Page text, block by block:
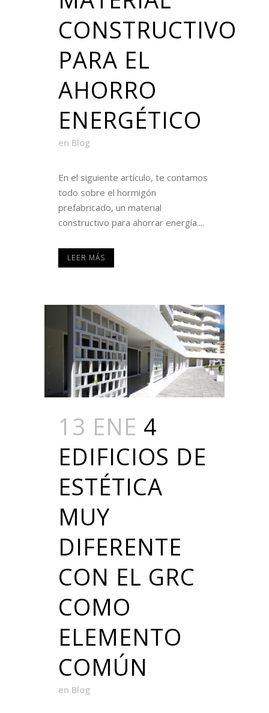
CONSTRUCTIVO
PARA EL
AHORRO
ENERGÉTICO
en Blog
En el siguiente artículo, te contamos
todo sobre el hormigón
prefabricado, un material
constructivo para ahorrar energía....
LEER MÁS
13 ENE 4
EDIFICIOS DE
ESTÉTICA
MUY
DIFERENTE
CON EL GRC
COMO
ELEMENTO
COMÚN
en Blog